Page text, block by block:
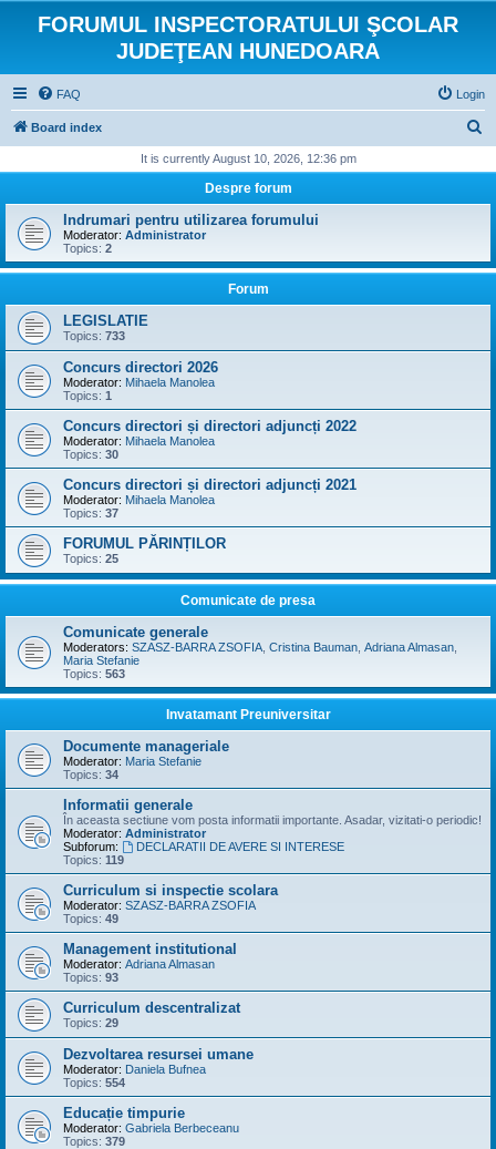
FORUMUL INSPECTORATULUI ŞCOLAR
JUDEŢEAN HUNEDOARA
FAQ Login
Board index
r
h
It is currently August 10, 2026, 12:36 pm
Despre forum
Indrumari pentru utilizarea forumului
Moderator: Administrator
Topics: 2
Forum
LEGISLATIE
Topics: 733
Concurs directori 2026
Moderator: Mihaela Manolea
Topics: 1
Concurs directori și directori adjuncți 2022
Moderator: Mihaela Manolea
Topics: 30
Concurs directori și directori adjuncți 2021
Moderator: Mihaela Manolea
Topics: 37
FORUMUL PĂRINȚILOR
Topics: 25
Comunicate de presa
Comunicate generale
Moderators: SZASZ-BARRA ZSOFIA Cristina Bauman Adriana Almasan
Maria Stefanie
Topics: 563
Invatamant Preuniversitar
Documente manageriale
Moderator: Maria Stefanie
Topics: 34
Informatii generale
În aceasta sectiune vom posta informatii importante. Asadar, vizitati-o periodic!
Moderator: Administrator
Subforum:
DECLARATII DE AVERE SI INTERESE
Topics: 119
Curriculum si inspectie scolara
Moderator: SZASZ-BARRA ZSOFIA
Topics: 49
Management institutional
Moderator: Adriana Almasan
Topics: 93
Curriculum descentralizat
Topics: 29
Dezvoltarea resursei umane
Moderator: Daniela Bufnea
Topics: 554
Educație timpurie
Moderator: Gabriela Berbeceanu
Topics: 379